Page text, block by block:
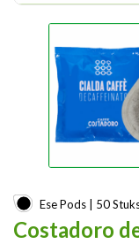
Ese Pods | 50
Costadoro